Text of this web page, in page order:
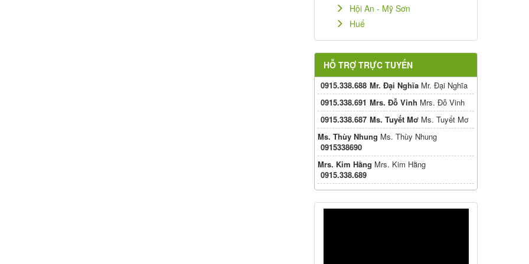
Hội An - Mỹ Sơn
Huế
HỖ TRỢ TRỰC TUYẾN
Mr. Đại NghĩaMr. Đại Nghĩa
0915.338.688
Mrs. Đỗ Vinh Mrs. Đỗ Vinh
0915.338.691
Ms. Tuyết MơMs. Tuyết Mơ
0915.338.687
Ms. Thùy Nhung Ms. Thùy Nhung
0915338690
Mrs. Kim Hằng Mrs. Kim Hằng
0915.338.689